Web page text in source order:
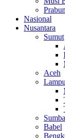
Nasional
Nusantara
Sumut
Aceh
Babel